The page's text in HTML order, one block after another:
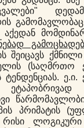
აქედან
შეიცავს
(საღმრთო
ტენდენციას.
პრიმატის
ლოგიკური